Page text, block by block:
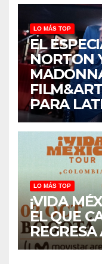
LO MÁS TOP
EL
NORTON
PARA
LO MÁS TOP
¡VIDA
EL QUE